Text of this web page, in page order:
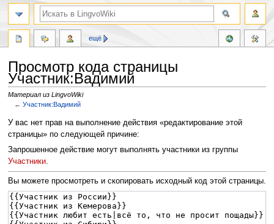
Просмотр кода страницы
Участник:Вадимий
Материал из LingvoWiki
←Участник:Вадимий
Перейти
к
навигации
Перейти
к
поиску
У вас нет прав на выполнение действия «редактирование этой
страницы» по следующей причине:
Запрошенное действие могут выполнять участники из группы
Участники.
Вы можете просмотреть и скопировать исходный код этой страницы.
ещё